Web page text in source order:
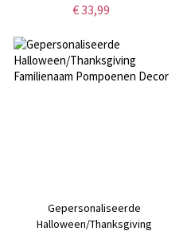
€ 33,99
Gepersonaliseerde
Halloween/Thanksgiving